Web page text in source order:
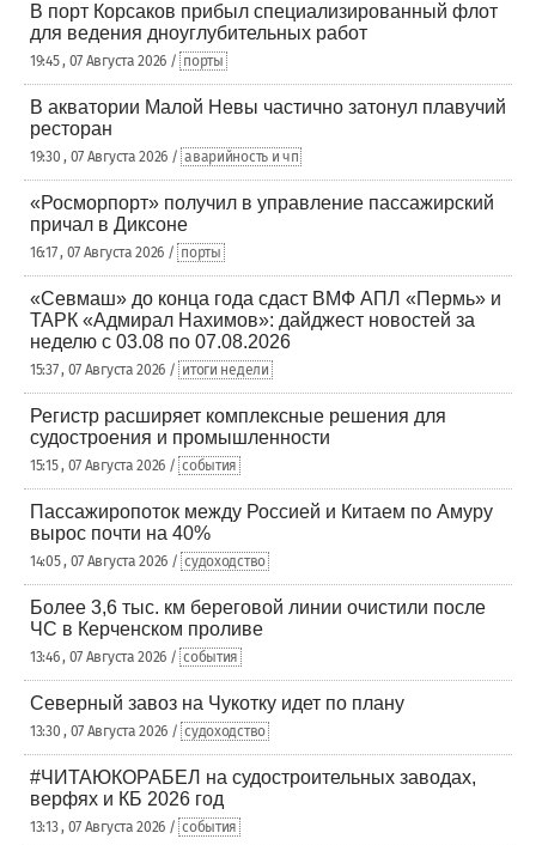
В порт Корсаков прибыл специализированный флот
для ведения дноуглубительных работ
19:45 , 07 Августа 2026 / порты
В акватории Малой Невы частично затонул плавучий
ресторан
19:30 , 07 Августа 2026 / аварийность и чп
«Росморпорт» получил в управление пассажирский
причал в Диксоне
16:17 , 07 Августа 2026 / порты
«Севмаш» до конца года сдаст ВМФ АПЛ «Пермь» и
ТАРК «Адмирал Нахимов»: дайджест новостей за
неделю с 03.08 по 07.08.2026
15:37 , 07 Августа 2026 / итоги недели
Регистр расширяет комплексные решения для
судостроения и промышленности
15:15 , 07 Августа 2026 / события
Пассажиропоток между Россией и Китаем по Амуру
вырос почти на 40%
14:05 , 07 Августа 2026 / судоходство
Более 3,6 тыс. км береговой линии очистили после
ЧС в Керченском проливе
13:46 , 07 Августа 2026 / события
Северный завоз на Чукотку идет по плану
13:30 , 07 Августа 2026 / судоходство
#ЧИТАЮКОРАБЕЛ на судостроительных заводах,
верфях и КБ 2026 год
13:13 , 07 Августа 2026 / события